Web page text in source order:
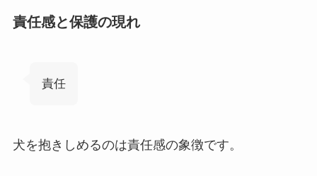
責任感と保護の現れ
責任
犬を抱きしめるのは責任感の象徴です。